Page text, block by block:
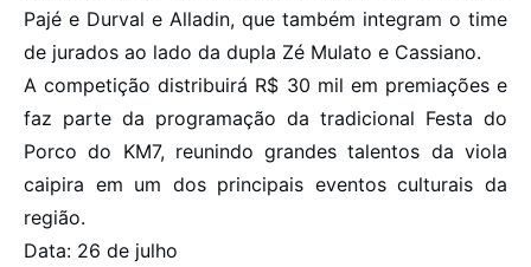
Contato
Editais
Pajé e Durval e Alladin, que também integram o time
de jurados ao lado da dupla Zé Mulato e Cassiano.
A competição distribuirá R$ 30 mil em premiações e
faz parte da programação da tradicional Festa do
Porco do KM7, reunindo grandes talentos da viola
caipira em um dos principais eventos culturais da
região.
Data: 26 de julho